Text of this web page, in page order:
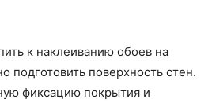
к наклеиванию обоев на
подготовить поверхность стен.
фиксацию покрытия и